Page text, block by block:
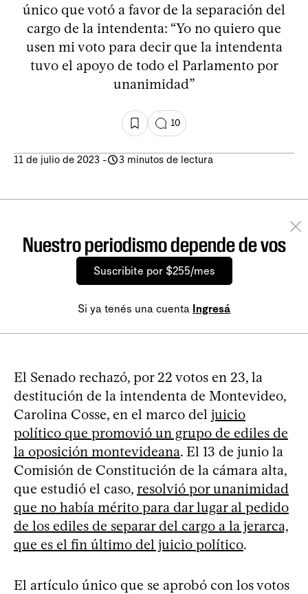
único que votó a favor de la separación del
cargo de la intendenta: “Yo no quiero que
usen mi voto para decir que la intendenta
tuvo el apoyo de todo el Parlamento por
unanimidad”
10
11 de julio de 2023 - 3 minutos de lectura
Nuestro periodismo depende de vos
Suscribite por $255/mes
Si ya tenés una cuenta Ingresá
El Senado rechazó, por 22 votos en 23, la
destitución de la intendenta de Montevideo,
Carolina Cosse, en el marco del juicio
político que promovió un grupo de ediles de
la oposición montevideana. El 13 de junio la
Comisión de Constitución de la cámara alta,
que estudió el caso, resolvió por unanimidad
que no había mérito para dar lugar al pedido
de los ediles de separar del cargo a la jerarca,
que es el fin último del juicio político.
El artículo único que se aprobó con los votos